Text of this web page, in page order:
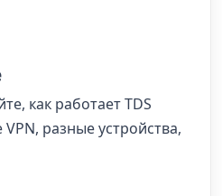
как работаетTDS
разные устройства,